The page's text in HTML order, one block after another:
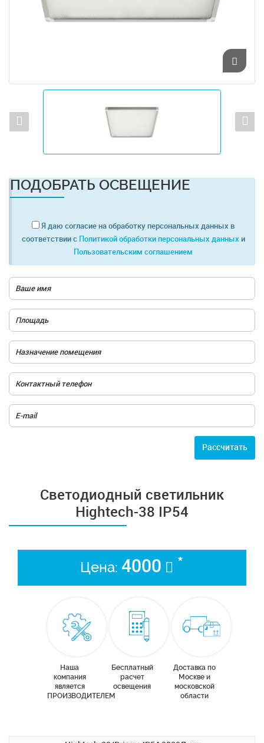
ПОДОБРАТЬ ОСВЕЩЕНИЕ
Я даю согласие на обработку персональных данных в
соответствии с Политикой обработки персональных данных и
Пользовательским соглашением
Расcчитать
Светодиодный светильник
Hightech-38 IP54
Цена: 4000 *
Наша
компания
является
ПРОИЗВОДИТЕЛЕМ
Бесплатный
расчет
освещения
Доставка по
Москве и
московской
области